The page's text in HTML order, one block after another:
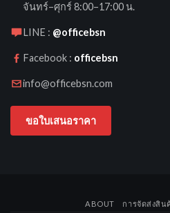
จันทร์–ศุกร์ 8:00–17:00 น.
LINE : @officebsn
Facebook : officebsn
info@officebsn.com
ขอใบเสนอราคา
ABOUT การจัดส่งสิน